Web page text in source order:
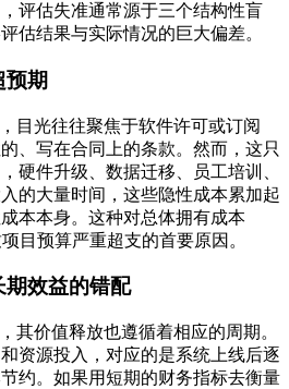
评估失准通常源于三个结构性盲
估结果与实际情况的巨大偏差。
预期
目光往往聚焦于软件许可或订阅
、写在合同上的条款。然而，这只
硬件升级、数据迁移、员工培训、
的大量时间，这些隐性成本累加起
本本身。这种对总体拥有成本
目预算严重超支的首要原因。
期效益的错配
其价值释放也遵循着相应的周期。
资源投入，对应的是系统上线后逐
约。如果用短期的财务指标去衡量